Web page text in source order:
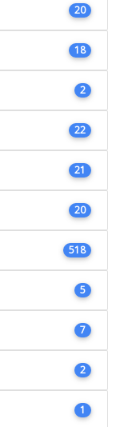
20
18
2
22
21
20
518
5
7
2
1